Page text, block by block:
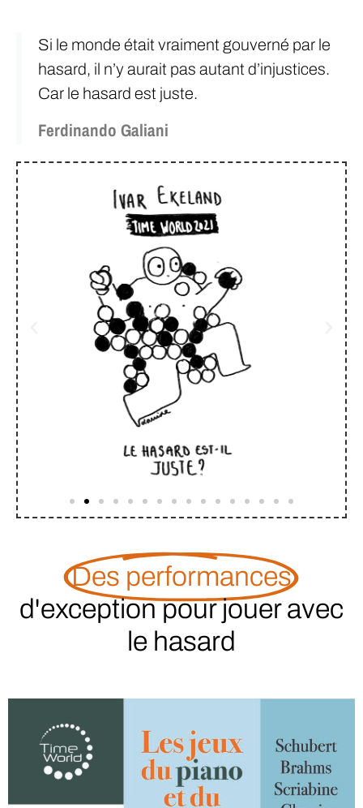
Si le monde était vraiment gouverné par le
hasard, il n’y aurait pas autant d’injustices.
Car le hasard est juste.
Ferdinando Galiani
Des performances
d'exception pour jouer avec
le hasard